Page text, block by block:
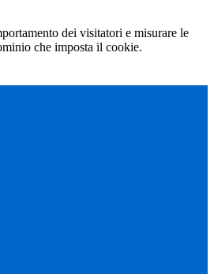
dei visitatori e misurare le
che imposta il cookie.